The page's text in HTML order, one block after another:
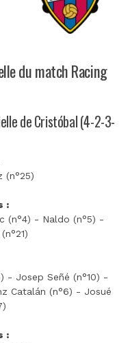
du match Racing
de Cristóbal (4-2-3-
(n°25)
:
(n°4) - Naldo (n°5) -
- Josep Señé (n°10) -
Catalán (n°6) - Josué
: